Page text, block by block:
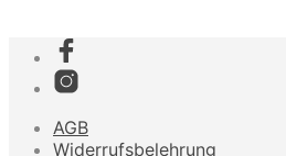
AGB
Widerrufsbelehrung